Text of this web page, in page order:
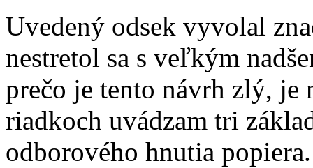
Uvedený odsek vyvolal
nestretol sa s veľkým
prečo je tento návrh zlý,
riadkoch uvádzam tri
odborového hnutia popiera.